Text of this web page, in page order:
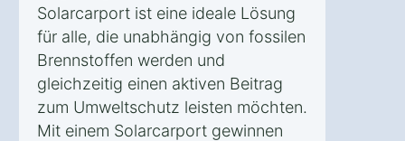
Solarcarport ist eine ideale Lösung
für alle, die unabhängig von fossilen
Brennstoffen werden und
gleichzeitig einen aktiven Beitrag
zum Umweltschutz leisten möchten.
Mit einem Solarcarport gewinnen